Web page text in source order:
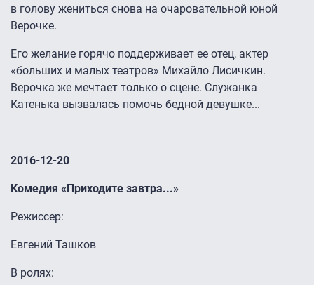
в голову жениться снова на очаровательной юной
Верочке.
Его желание горячо поддерживает ее отец, актер
«больших и малых театров» Михайло Лисичкин.
Верочка же мечтает только о сцене. Служанка
Катенька вызвалась помочь бедной девушке...
2016-12-20
Комедия «Приходите завтра...»
Режиссер:
Евгений Ташков
В ролях: